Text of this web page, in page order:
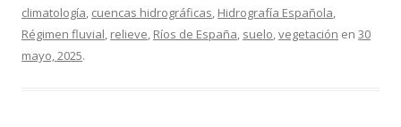
climatología, cuencas hidrográficas, Hidrografía Española,
Régimen fluvial, relieve, Ríos de España, suelo,vegetación en 30
mayo, 2025.